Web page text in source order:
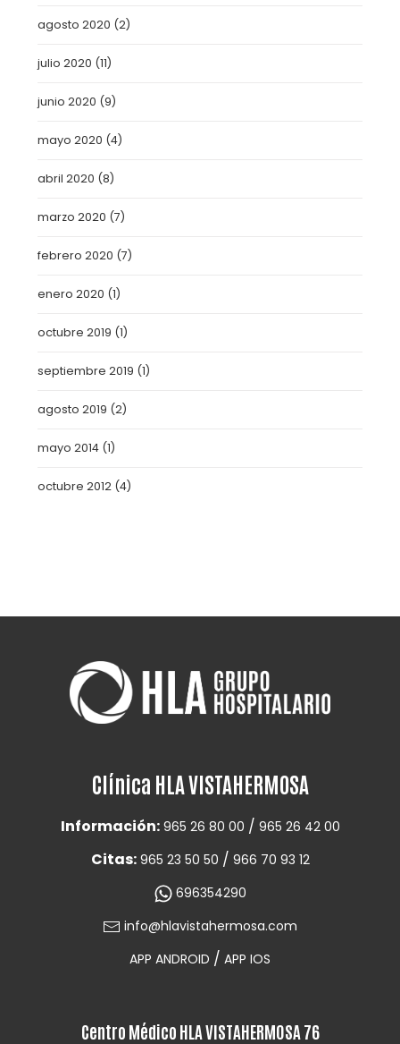
agosto 2020 (2)
julio 2020 (11)
junio 2020 (9)
mayo 2020 (4)
abril 2020 (8)
marzo 2020 (7)
febrero 2020 (7)
enero 2020 (1)
octubre 2019 (1)
septiembre 2019 (1)
agosto 2019 (2)
mayo 2014 (1)
octubre 2012 (4)
Clínica HLA VISTAHERMOSA
Información: 965 26 80 00 / 965 26 42 00
Citas: 965 23 50 50 / 966 70 93 12
696354290
info@hlavistahermosa.com
APP ANDROID / APP IOS
Centro Médico HLA VISTAHERMOSA 76